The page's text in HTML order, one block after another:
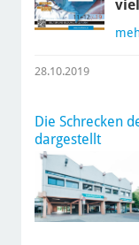
28.10.2019
Die Schrecken
dargestellt